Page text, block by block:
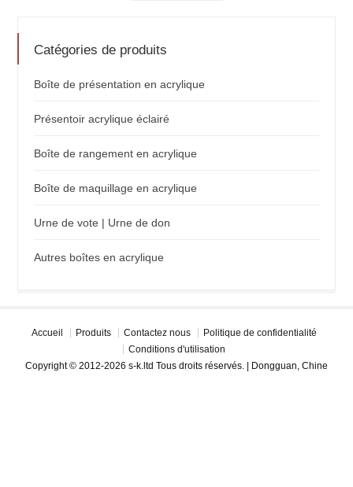
Catégories de produits
Boîte de présentation en acrylique
Présentoir acrylique éclairé
Boîte de rangement en acrylique
Boîte de maquillage en acrylique
Urne de vote | Urne de don
Autres boîtes en acrylique
Accueil Produits Contactez nous
Politique de confidentialité
Conditions d'utilisation
Copyright © 2012-2026 s-k.ltd Tous droits réservés. | Dongguan, Chine